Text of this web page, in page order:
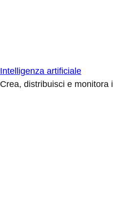
Intelligenza artificiale
Crea, distribuisci e monitora